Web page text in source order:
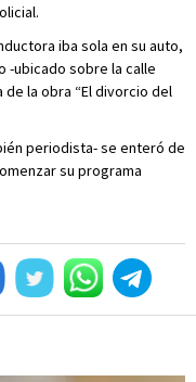
iba sola en su auto,
-ubicado sobre la calle
la obra “El divorcio del
periodista- se enteró de
su programa